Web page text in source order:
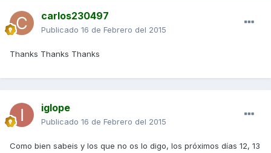
carlos230497
Publicado 16 de Febrero del 2015
Thanks Thanks Thanks
iglope
Publicado 16 de Febrero del 2015
Como bien sabeis y los que no os lo digo, los próximos días 12, 13